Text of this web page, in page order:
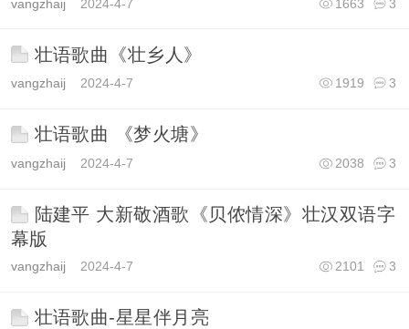
vangzhaij 2024-4-7 3
1663
壮语歌曲《壮乡人》
vangzhaij 2024-4-7 3
1919
壮语歌曲 《梦火塘》
vangzhaij 2024-4-7 3
2038
陆建平 大新敬酒歌《贝侬情深》壮汉双语字
幕版
vangzhaij 2024-4-7 3
2101
壮语歌曲-星星伴月亮